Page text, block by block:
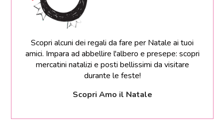
Scopri alcuni dei regali da fare per Natale ai tuoi
amici. Impara ad abbellire l'albero e presepe: scopri
mercatini natalizi e posti bellissimi da visitare
durante le feste!
Scopri Amo il Natale